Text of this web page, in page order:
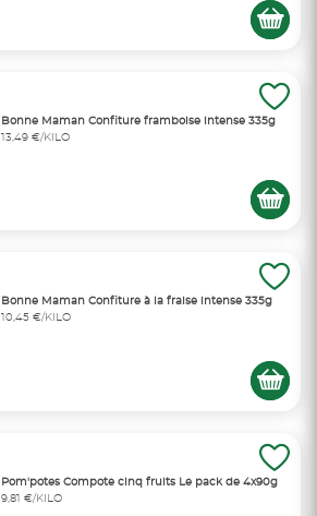
Bonne Maman Confiture framboise intense 335g
13,49 €/KILO
Bonne Maman Confiture à la fraise intense 335g
10,45 €/KILO
Pom'potes Compote cinq fruits Le pack de 4x90g
9,81 €/KILO